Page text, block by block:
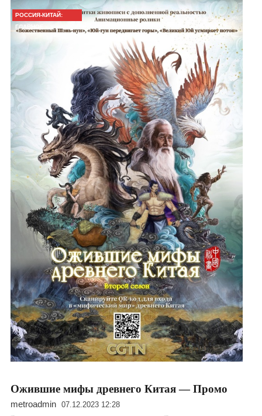
РОССИЯ-КИТАЙ:
ГЛАВНОЕ
Ожившие мифы древнего Китая — Промо
metroadmin 07.12.2023 12:28